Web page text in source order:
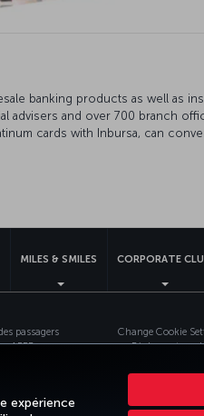
expérience
banking products as well as
advisers and over 700 branch
cards with Inbursa, can
MILES & SMILES CORPORATE
passagers Change Cookie
APPR
Règlement sur